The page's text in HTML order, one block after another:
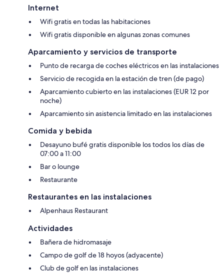
Internet
Wifi gratis en todas las habitaciones
Wifi gratis disponible en algunas zonas comunes
Aparcamiento y servicios de transporte
Punto de recarga de coches eléctricos en las instalaciones
Servicio de recogida en la estación de tren (de pago)
Aparcamiento cubierto en las instalaciones (EUR 12 por
noche)
Aparcamiento sin asistencia limitado en las instalaciones
Comida y bebida
Desayuno bufé gratis disponible los todos los días de
07:00 a 11:00
Bar o lounge
Restaurante
Restaurantes en las instalaciones
Alpenhaus Restaurant
Actividades
Bañera de hidromasaje
Campo de golf de 18 hoyos (adyacente)
Club de golf en las instalaciones